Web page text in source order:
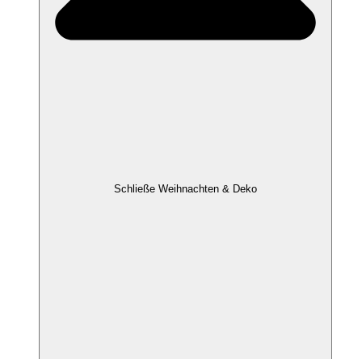
Schließe Weihnachten & Deko